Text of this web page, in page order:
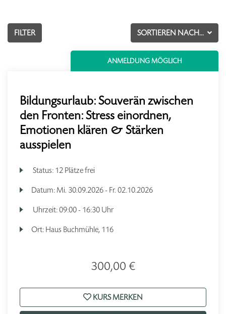
SORTIEREN NACH...
FILTER
ANMELDUNG MÖGLICH
Bildungsurlaub: Souverän zwischen
den Fronten: Stress einordnen,
Emotionen klären & Stärken
ausspielen
Status: 12 Plätze frei
Datum: Mi. 30.09.2026 - Fr. 02.10.2026
Uhrzeit:09:00 - 16:30 Uhr
Ort: Haus Buchmühle, 116
300,00 €
KURS MERKEN